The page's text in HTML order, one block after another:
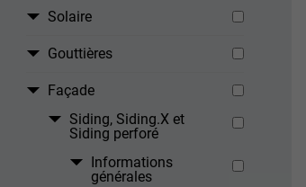
Solaire
Gouttières
Façade
Siding, Siding.X et
Siding perforé
Informations
générales